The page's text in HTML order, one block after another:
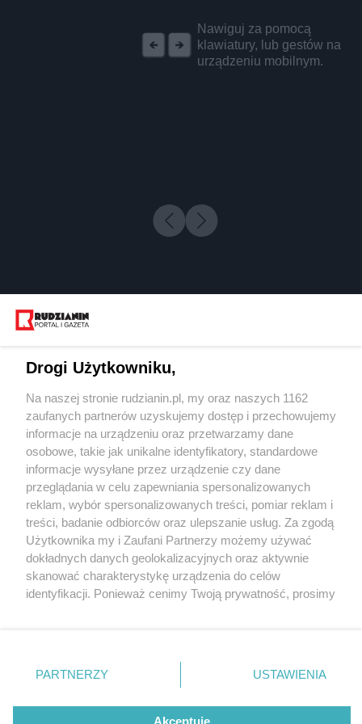
Nawiguj za pomocą
klawiatury, lub gestów na
urządzeniu mobilnym.
4 / 0
Wydawca mediów
Nie zapomnij
zapoznać się z:
polityką prywatności regulamin korzystania z portali
Twojemiasto
Piekary Śląskie
Chorzów
Tarnowskie Góry
Gliwice
Skontakuj sięz nami
Kontakt
Wydawca
Redakcja
Drogi Użytkowniku,
Na naszej stronie rudzianin.pl, my oraz naszych 1162
zaufanych partnerów uzyskujemy dostęp i przechowujemy
informacje na urządzeniu oraz przetwarzamy dane
osobowe, takie jak unikalne identyfikatory, standardowe
informacje wysyłane przez urządzenie czy dane
przeglądania w celu zapewniania spersonalizowanych
reklam, wybór spersonalizowanych treści, pomiar reklam i
treści, badanie odbiorców oraz ulepszanie usług. Za zgodą
Użytkownika my i Zaufani Partnerzy możemy używać
dokładnych danych geolokalizacyjnych oraz aktywnie
skanować charakterystykę urządzenia do celów
identyfikacji. Ponieważ cenimy Twoją prywatność, prosimy
prywatności znajdujący się w lewym dolnym rogu strony
. Niektóre rodzaje przetwarzania danych nie wymagają
zgody użytkownika, ale masz prawo sprzeciwić się
takiemu przetwarzaniu. Preferencje będą miały
PARTNERZY USTAWIENIA
Akceptuję